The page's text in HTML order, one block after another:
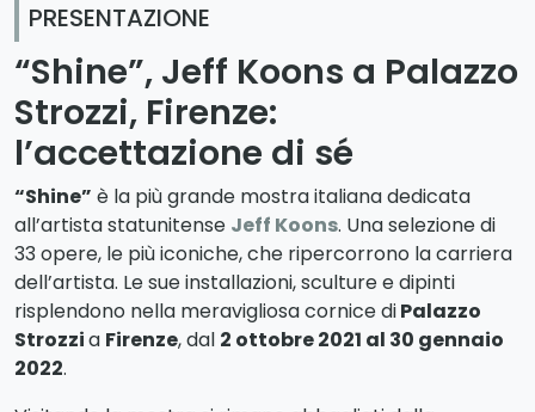
PRESENTAZIONE
“Shine”, Jeff Koons a Palazzo
Strozzi, Firenze:
l’accettazione di sé
“Shine” è la più grande mostra italiana dedicata
all’artista statunitense Jeff Koons. Una selezione di
33 opere, le più iconiche, che ripercorrono la carriera
dell’artista. Le sue installazioni, sculture e dipinti
risplendono nella meravigliosa cornice diPalazzo
Strozzia Firenze, dal 2 ottobre 2021 al 30 gennaio
2022.